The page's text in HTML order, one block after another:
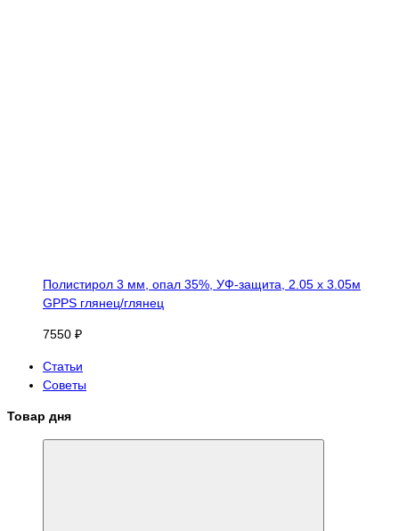
Полистирол 3 мм, опал 35%, УФ-защита, 2.05 х 3.05м
GPPS глянец/глянец
7550 ₽
Статьи
Советы
Товар дня